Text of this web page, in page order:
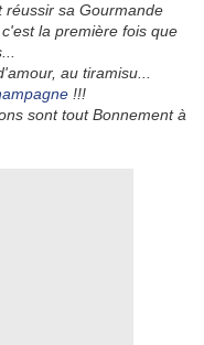
réussir sa Gourmande
la première fois que
au tiramisu...
!!!
sont tout Bonnement à